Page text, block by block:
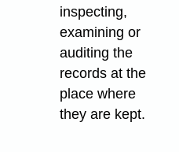
inspecting,
examining or
auditing the
records at the
place where
they are kept.